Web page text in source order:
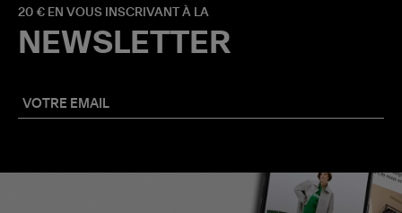
20 € EN VOUS INSCRIVANT À LA
NEWSLETTER